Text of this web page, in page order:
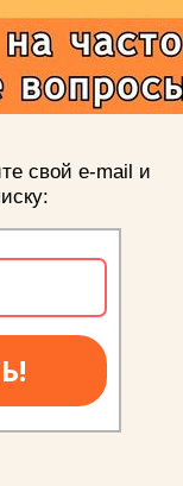
свой e-mail и